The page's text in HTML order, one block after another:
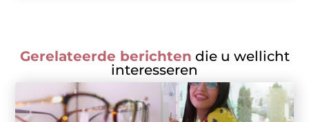
Gerelateerde berichten die u wellicht
interesseren